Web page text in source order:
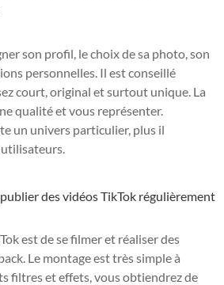
son profil, le choix de sa photo, son
personnelles. Il est conseillé
court, original et surtout unique. La
qualité et vous représenter.
un univers particulier, plus il
des vidéos TikTok régulièrement
est de se filmer et réaliser des
Le montage est très simple à
filtres et effets, vous obtiendrez de